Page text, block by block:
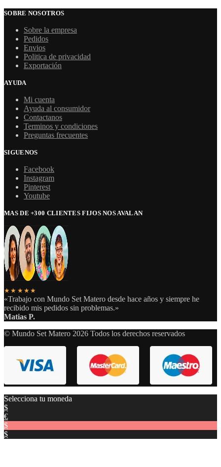
SOBRE NOSOTROS
Sobre la empresa
Pedidos
Envios
Politica de privacidad
Exportación
AYUDA
Mi cuenta
Ayuda al consumidor
Contactanos
Terminos y condiciones
Preguntas frecuentes
SIGUENOS
Facebook
Instagram
Pinterest
Youtube
MAS DE +300 CLIENTES FIJOS NOS AVALAN
★★★★★
«Trabajo con Mundo Set Matero desde hace años y siempre he
recibido mis pedidos sin problemas.»
Matias P.
© Mundo Set Matero 2026 Todos los derechos reservados
Selecciona tu moneda
$
€
$
$